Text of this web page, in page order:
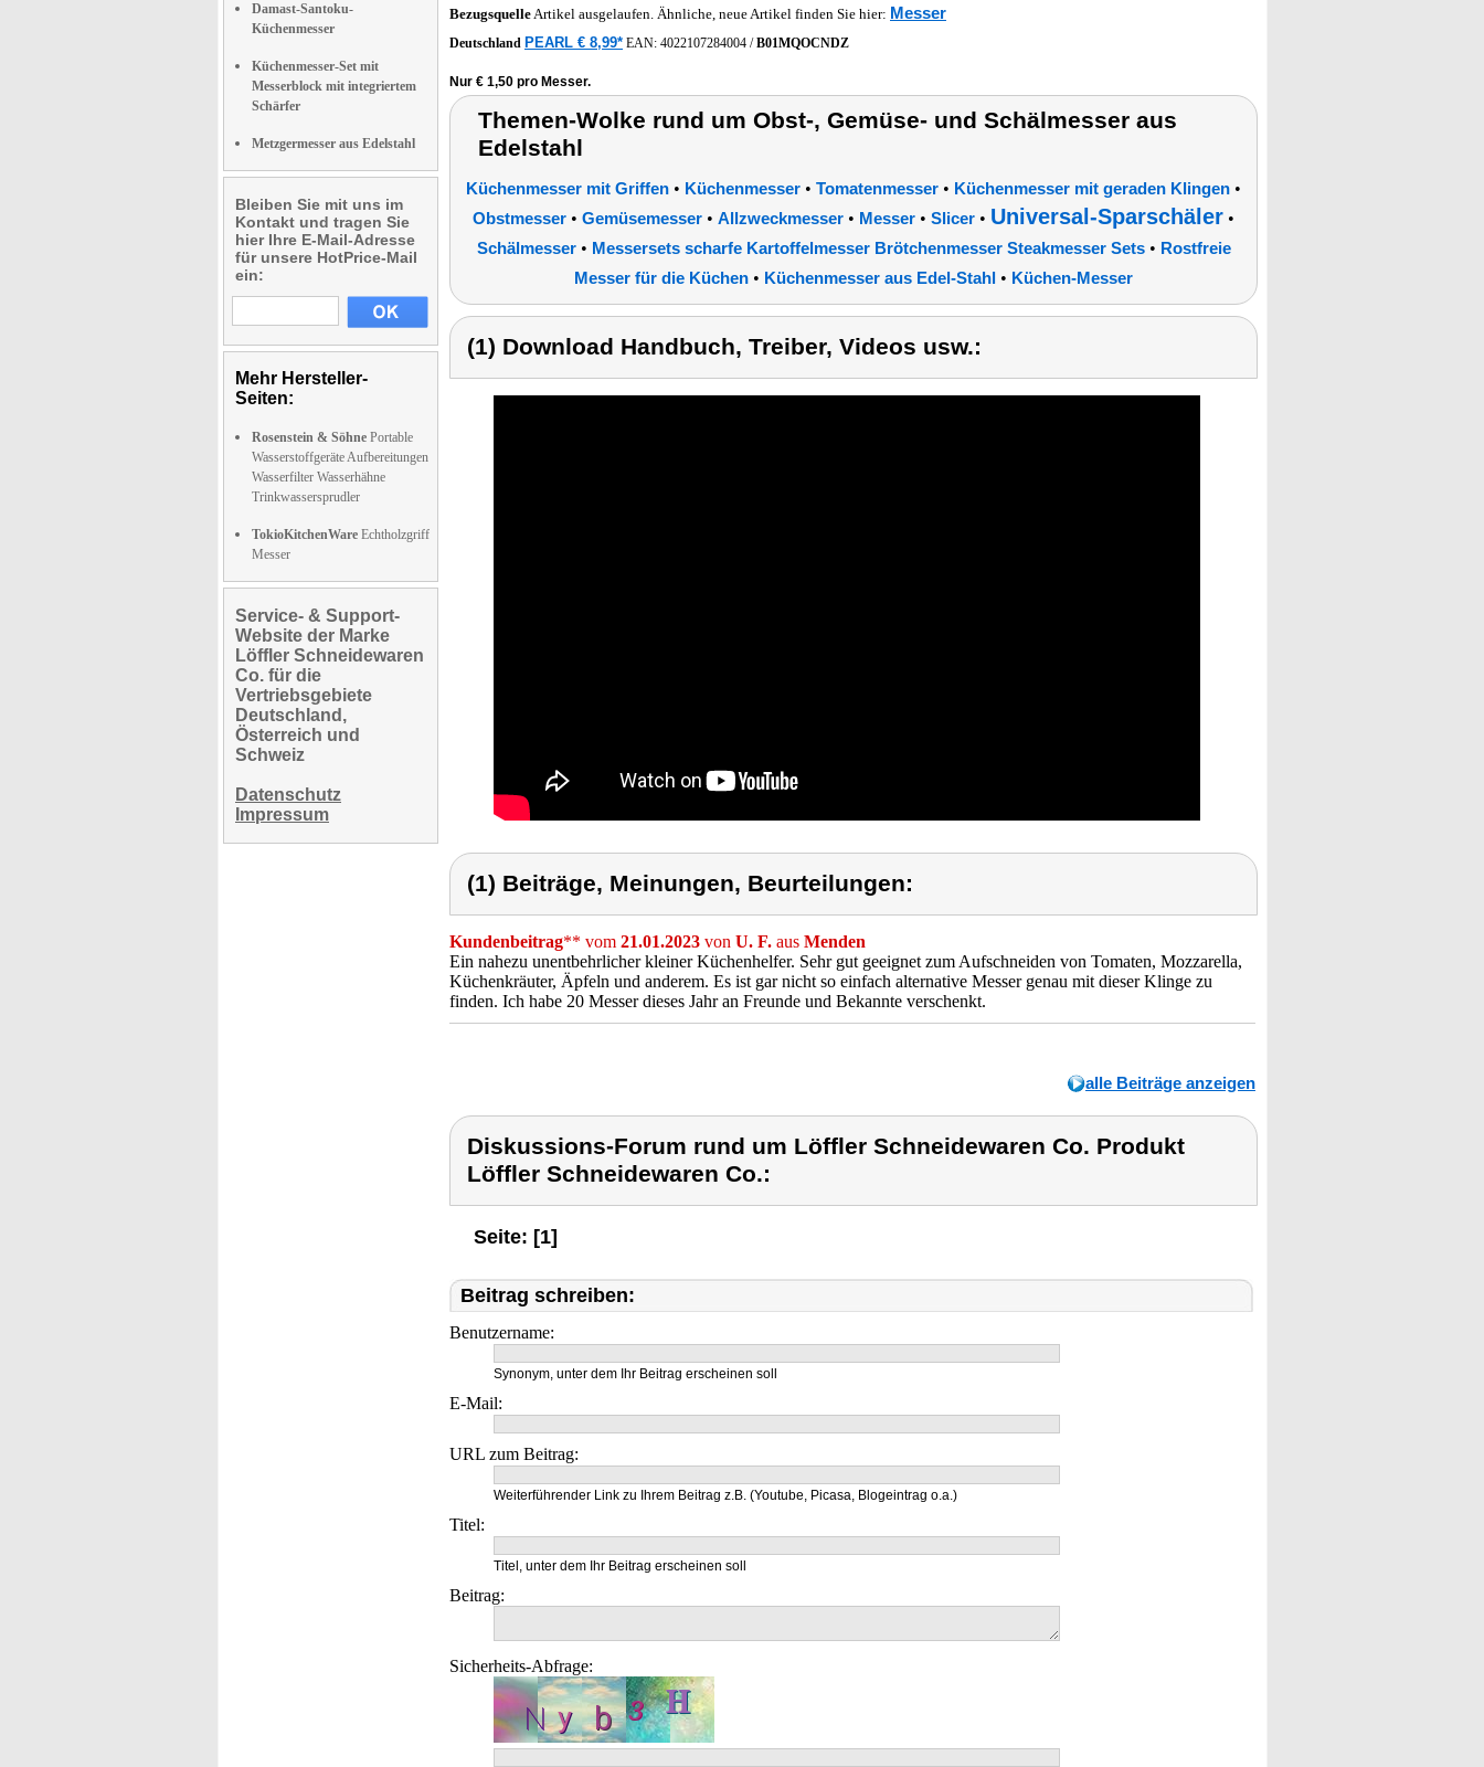
Damast-Santoku-
Küchenmesser
Küchenmesser-Set mit
Messerblock mit integriertem
Schärfer
Metzgermesser aus Edelstahl
Bleiben Sie mit uns im
Kontakt und tragen Sie
hier Ihre E-Mail-Adresse
für unsere HotPrice-Mail
ein:
Mehr Hersteller-
Seiten:
Rosenstein & Söhne Portable
Wasserstoffgeräte Aufbereitungen
Wasserfilter Wasserhähne
Trinkwassersprudler
TokioKitchenWare Echtholzgriff
Messer
Service- & Support-
Website der Marke
Löffler Schneidewaren
Co. für die
Vertriebsgebiete
Deutschland,
Österreich und
Schweiz
Datenschutz
Impressum
BezugsquelleArtikel ausgelaufen. Ähnliche, neue Artikel finden Sie hier: Messer
Deutschland PEARL € 8,99* EAN: 4022107284004 /B01MQOCNDZ
Nur € 1,50 pro Messer.
Themen-Wolke rund um Obst-, Gemüse- und Schälmesser aus
Edelstahl
Küchenmesser mit Griffen • Küchenmesser • Tomatenmesser • Küchenmesser mit geraden Klingen •
Obstmesser • Gemüsemesser • Allzweckmesser • Messer • Slicer • Universal-Sparschäler •
Schälmesser• Messersets scharfe Kartoffelmesser Brötchenmesser Steakmesser Sets• Rostfreie
Messer für die Küchen • Küchenmesser aus Edel-Stahl • Küchen-Messer
(1) Download Handbuch, Treiber, Videos usw.:
(1) Beiträge, Meinungen, Beurteilungen:
Kundenbeitrag** vom 21.01.2023 von U. F. aus Menden
Ein nahezu unentbehrlicher kleiner Küchenhelfer. Sehr gut geeignet zum Aufschneiden von Tomaten, Mozzarella,
Küchenkräuter, Äpfeln und anderem. Es ist gar nicht so einfach alternative Messer genau mit dieser Klinge zu
finden. Ich habe 20 Messer dieses Jahr an Freunde und Bekannte verschenkt.
alle Beiträge anzeigen
Diskussions-Forum rund um Löffler Schneidewaren Co. Produkt
Löffler Schneidewaren Co.:
Seite: [1]
Beitrag schreiben:
Benutzername:
Synonym, unter dem Ihr Beitrag erscheinen soll
E-Mail:
URL zum Beitrag:
Weiterführender Link zu Ihrem Beitrag z.B. (Youtube, Picasa, Blogeintrag o.a.)
Titel:
Titel, unter dem Ihr Beitrag erscheinen soll
Beitrag:
Sicherheits-Abfrage: